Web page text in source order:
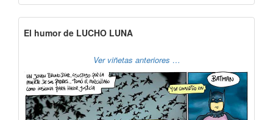
El humor de LUCHO LUNA
Ver viñetas anteriores …